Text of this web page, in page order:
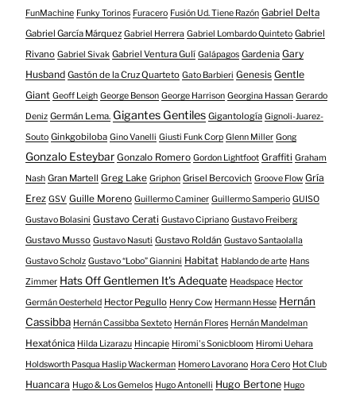
FunMachine Funky Torinos Furacero Fusión Ud. Tiene Razón Gabriel Delta
Gabriel García Márquez Gabriel Herrera Gabriel Lombardo Quinteto Gabriel
Rivano Gabriel Sivak Gabriel Ventura Gulí Galápagos Gardenia Gary
Husband Gastón de la Cruz Quarteto Gato Barbieri Genesis Gentle
Giant Geoff Leigh George Benson George Harrison Georgina Hassan Gerardo
Deniz Germán Lema. Gigantes Gentiles Gigantología Gignoli-Juarez-
Souto Ginkgobiloba Gino Vanelli Giusti Funk Corp Glenn Miller Gong
Gonzalo Esteybar Gonzalo Romero Gordon Lightfoot Graffiti Graham
Nash Gran Martell Greg Lake Griphon Grisel Bercovich Groove Flow Gría
Erez GSV Guille Moreno Guillermo Caminer Guillermo Samperio GUISO
Gustavo Bolasini Gustavo Cerati Gustavo Cipriano Gustavo Freiberg
Gustavo Musso Gustavo Nasuti Gustavo Roldán Gustavo Santaolalla
Gustavo Scholz Gustavo “Lobo” Giannini Habitat Hablando de arte Hans
Zimmer Hats Off Gentlemen It's Adequate Headspace Hector
Germán Oesterheld Hector Pegullo Henry Cow Hermann Hesse Hernán
Cassibba Hernán Cassibba Sexteto Hernán Flores Hernán Mandelman
Hexatónica Hilda Lizarazu Hincapie Hiromi's Sonicbloom Hiromi Uehara
Holdsworth Pasqua Haslip Wackerman Homero Lavorano Hora Cero Hot Club
Huancara Hugo & Los Gemelos Hugo Antonelli Hugo Bertone Hugo